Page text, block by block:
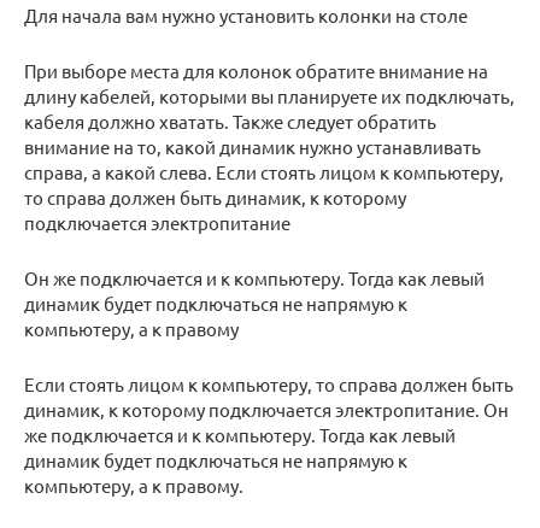
Для начала вам нужно установить колонки на столе
При выборе места для колонок обратите внимание на
длину кабелей, которыми вы планируете их подключать,
кабеля должно хватать. Также следует обратить
внимание на то, какой динамик нужно устанавливать
справа, а какой слева. Если стоять лицом к компьютеру,
то справа должен быть динамик, к которому
подключается электропитание
Он же подключается и к компьютеру. Тогда как левый
динамик будет подключаться не напрямую к
компьютеру, а к правому
Если стоять лицом к компьютеру, то справа должен быть
динамик, к которому подключается электропитание. Он
же подключается и к компьютеру. Тогда как левый
динамик будет подключаться не напрямую к
компьютеру, а к правому.